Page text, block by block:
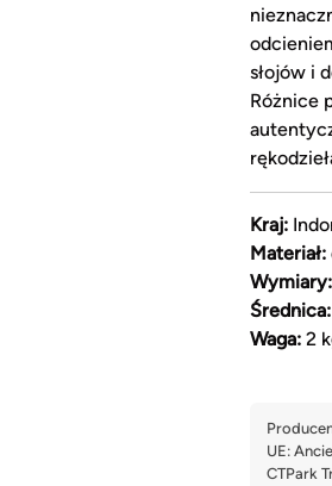
słojów i
Różnice
Kraj:
Materiał:
Wymiary:
Średnica:
Waga:2